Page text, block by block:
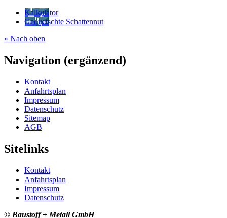
Kalkulator
Gequetschte Schattennut
» Nach oben
Navigation (ergänzend)
Kontakt
Anfahrtsplan
Impressum
Datenschutz
Sitemap
AGB
Sitelinks
Kontakt
Anfahrtsplan
Impressum
Datenschutz
© Baustoff + Metall GmbH